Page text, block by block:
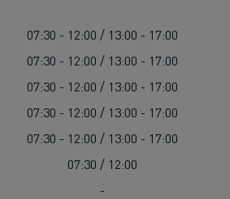
07:30 - 12:00 / 13:00 - 17:00
07:30 - 12:00 / 13:00 - 17:00
07:30 - 12:00 / 13:00 - 17:00
07:30 - 12:00 / 13:00 - 17:00
07:30 - 12:00 / 13:00 - 17:00
07:30 / 12:00
-